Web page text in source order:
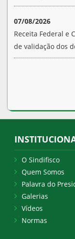
07/08/2026
Receita Federal e
de validação dos
O Sindifisco
Quem Somos
Palavra do
Galerias
Vídeos
Normas